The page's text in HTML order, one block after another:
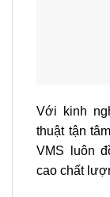
Với kinh
thuật tận
VMS luôn
cao chất